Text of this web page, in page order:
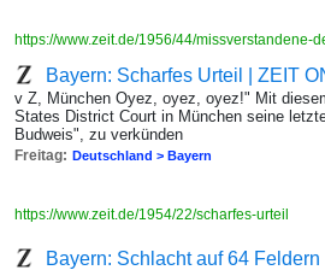
https://www.zeit.de/1956/44/missverstandene-
Bayern: Scharfes Urteil | ZEIT
v Z, München Oyez, oyez, oyez!" Mit
States District Court in München seine
Budweis", zu verkünden
Freitag: Deutschland > Bayern
https://www.zeit.de/1954/22/scharfes-urteil
Bayern: Schlacht auf 64